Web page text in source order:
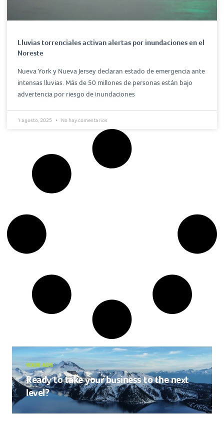
Lluvias torrenciales activan alertas por inundaciones en el
Noreste
Nueva York y Nueva Jersey declaran estado de emergencia ante
intensas lluvias. Más de 50 millones de personas están bajo
advertencia por riesgo de inundaciones
1 agosto, 2025 No hay comentarios
YOUR ADS
Ready to take your business to the next
level?